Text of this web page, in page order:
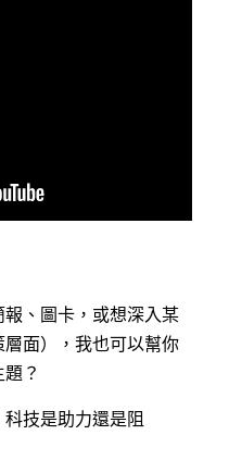
、圖卡，或想深入某
面），我也可以幫你
？
技是助力還是阻